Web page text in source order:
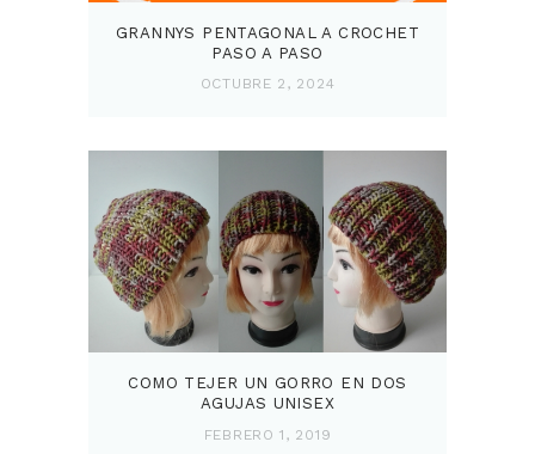
GRANNYS PENTAGONAL A CROCHET
PASO A PASO
OCTUBRE 2, 2024
COMO TEJER UN GORRO EN DOS
AGUJAS UNISEX
FEBRERO 1, 2019